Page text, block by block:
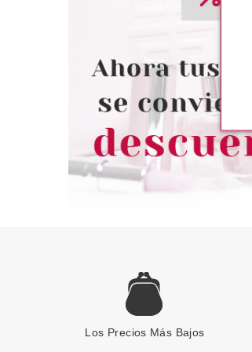
LAISEVEN GEL DE BAÑO KIWI
desde
Los Precios Más Bajos